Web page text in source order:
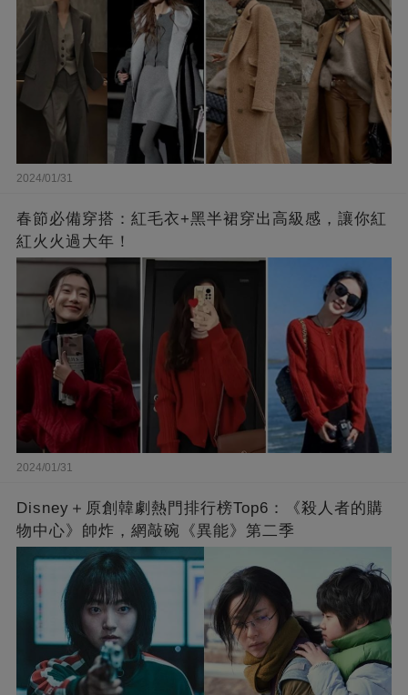
2024/01/31
春節必備穿搭：紅毛衣+黑半裙穿出高級感，讓你紅
紅火火過大年！
2024/01/31
Disney＋原創韓劇熱門排行榜Top6：《殺人者的購
物中心》帥炸，網敲碗《異能》第二季